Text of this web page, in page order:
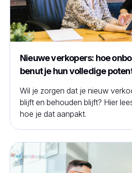
Nieuwe verkopers: hoe
benut je hun volledige
Wil je zorgen dat je nieuw
blijft en behouden blijft? Hier
hoe je dat aanpakt.